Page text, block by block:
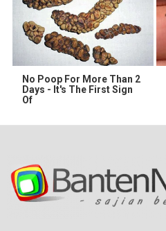
No Poop For More Than 2
Days - It's The First Sign
Of